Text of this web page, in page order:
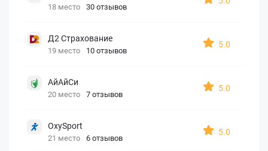
18 место 30 отзывов
Д2 Страхование
19 место 10 отзывов
5.0
АйАйСи
20 место 7 отзывов
5.0
OxySport
21 место 6 отзывов
5.0